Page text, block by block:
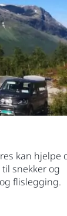
kan hjelpe
snekker og
flislegging.